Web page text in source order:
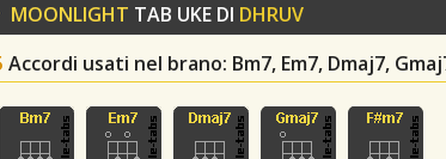
MOONLIGHT TAB UKE DI DHRUV
Accordi usati nel brano: Bm7, Em7, Dmaj7,